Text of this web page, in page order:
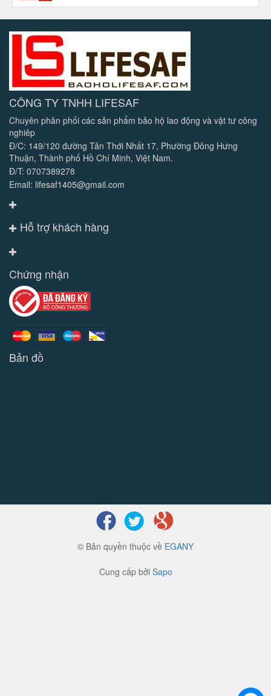
CÔNG TY TNHH LIFESAF
Chuyên phân phối các sản phẩm bảo hộ lao động và vật tư công
nghiêp
Đ/C: 149/120 đường Tân Thới Nhất 17, Phường Đông Hưng
Thuận, Thành phố Hồ Chí Minh, Việt Nam.
Đ/T: 0707389278
Email: lifesaf1405@gmail.com
Hỗ trợ khách hàng
Chứng nhận
Bản đồ
© Bản quyền thuộc về EGANY
Cung cấp bởi Sapo